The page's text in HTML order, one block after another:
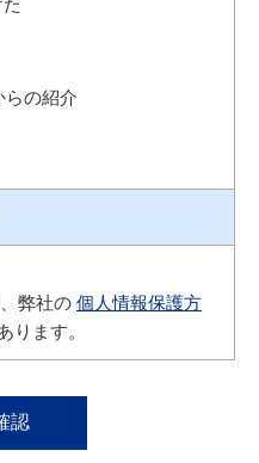
らの紹介
弊社の 個人情報保護方
ります。